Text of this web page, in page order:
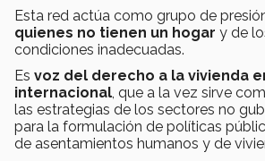
Esta red actúa como grupo de
quienes no tienen un hogar y de
condiciones inadecuadas.
Es voz del derecho a la vivienda
internacional, que a la vez sirve
las estrategias de los sectores no
para la formulación de políticas
de asentamientos humanos y de